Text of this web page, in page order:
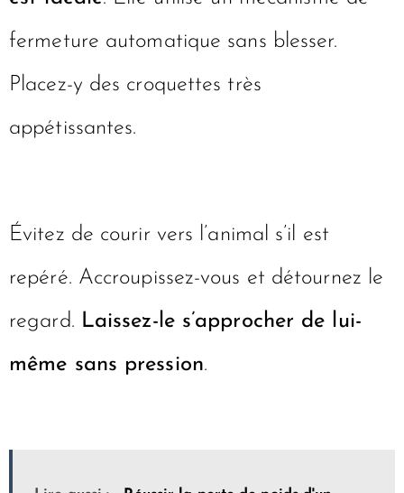
fermeture automatique sans blesser.
Placez-y des croquettes très
appétissantes.
Évitez de courir vers l’animal s’il est
repéré. Accroupissez-vous et détournez le
regard. Laissez-le s’approcher de lui-
même sans pression.